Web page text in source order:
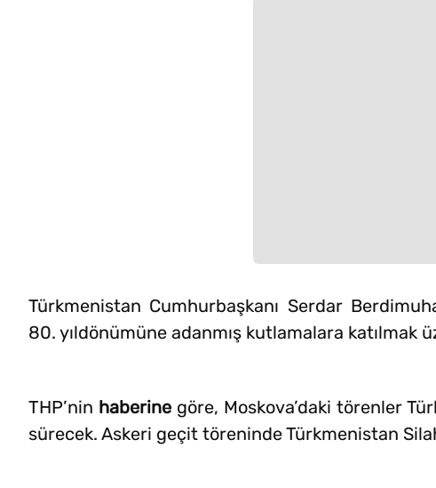
Türkmenistan Cumhurbaşkanı Serdar
80. yıldönümüne adanmış kutlamalara katılmak
THP’nin haberinegöre, Moskova’daki törenler
sürecek. Askeri geçit töreninde Türkmenistan